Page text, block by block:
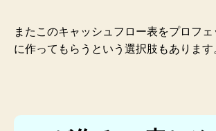
またこのキャッシュフロー表をプロフ
に作ってもらうという選択肢もあります